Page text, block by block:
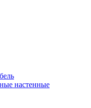
настенные